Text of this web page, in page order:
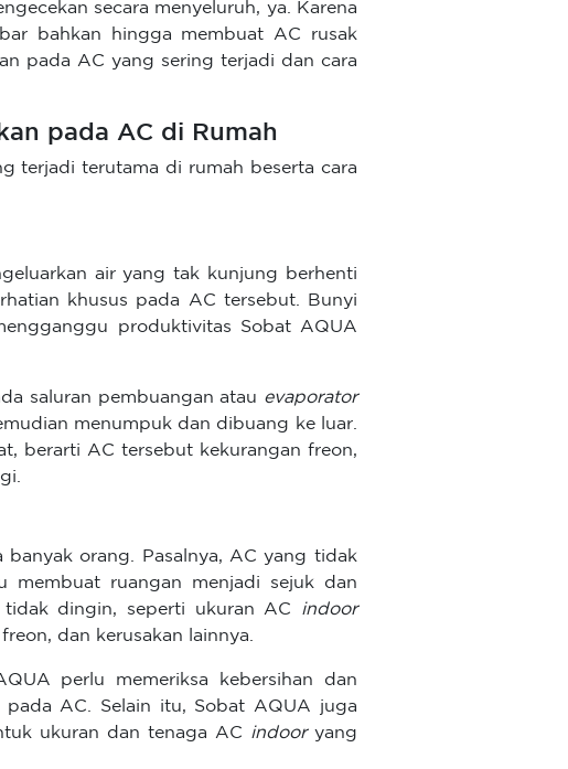
secara menyeluruh, ya. Karena
bahkan hingga membuat AC rusak
pada AC yang sering terjadi dan cara
pada AC di Rumah
terjadi terutama di rumah beserta cara
air yang tak kunjung berhenti
khusus pada AC tersebut. Bunyi
produktivitas Sobat AQUA
saluran pembuangan atau evaporator
menumpuk dan dibuang ke luar.
berarti AC tersebut kekurangan freon,
orang. Pasalnya, AC yang tidak
membuat ruangan menjadi sejuk dan
dingin, seperti ukuran AC indoor
dan kerusakan lainnya.
perlu memeriksa kebersihan dan
AC. Selain itu, Sobat AQUA juga
ukuran dan tenaga AC indooryang